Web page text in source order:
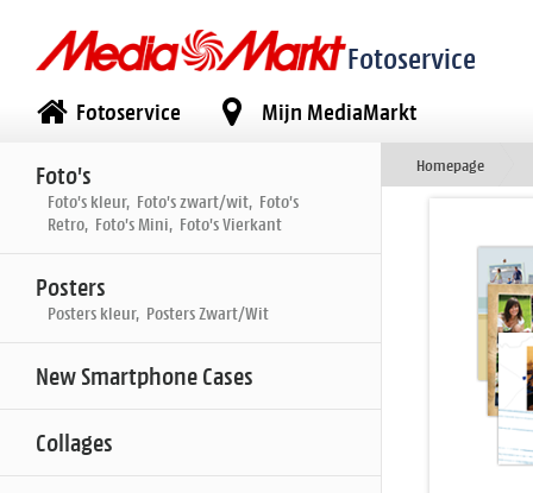
Fotoservice
Fotoservice Mijn MediaMarkt
Foto's
Foto's kleur, Foto's zwart/wit, Foto's
Retro, Foto's Mini, Foto's Vierkant
Posters
Posters kleur, Posters Zwart/Wit
New Smartphone Cases
Collages
Homepage